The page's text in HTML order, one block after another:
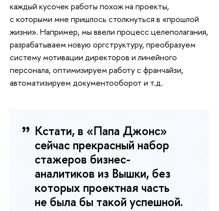
каждый кусочек работы похож на проекты,
с которыми мне пришлось столкнуться в «прошлой
жизни». Например, мы ввели процесс целеполагания,
разрабатываем новую оргструктуру, преобразуем
систему мотивации директоров и линейного
персонала, оптимизируем работу с франчайзи,
автоматизируем документооборот и т.д.
Кстати, в «Папа Джонс»
сейчас прекрасный набор
стажеров бизнес-
аналитиков из Вышки, без
которых проектная часть
не была бы такой успешной.